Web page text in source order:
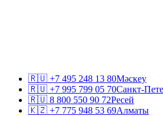
🇷🇺 +7 495 248 13 80Мәскеу
🇷🇺 +7 995 799 05 70Санкт-
🇷🇺 8 800 550 90 72Ресей
🇰🇿 +7 775 948 53 69Алматы